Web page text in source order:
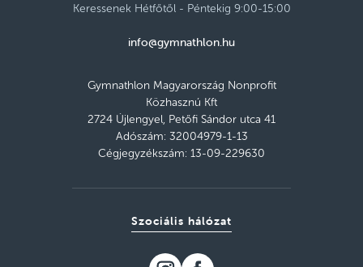
Keressenek Hétfőtől - Péntekig 9:00-15:00
info@gymnathlon.hu
Gymnathlon Magyarország Nonprofit
Közhasznú Kft
2724 Újlengyel, Petőfi Sándor utca 41
Adószám: 32004979-1-13
Cégjegyzékszám: 13-09-229630
Szociális hálózat